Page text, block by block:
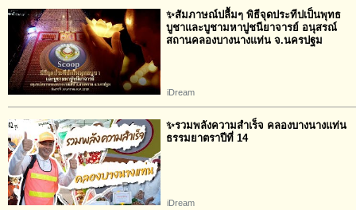
✨สัมภาษณ์ปลื้มๆ พิธีจุดประทีปเป็นพุทธ
บูชาและบูชามหาปูชนียาจารย์ อนุสรณ์
สถานคลองบางนางแท่น จ.นครปฐม
iDream
✨รวมพลังความสำเร็จ คลองบางนางแท่น
ธรรมยาตราปีที่ 14
iDream